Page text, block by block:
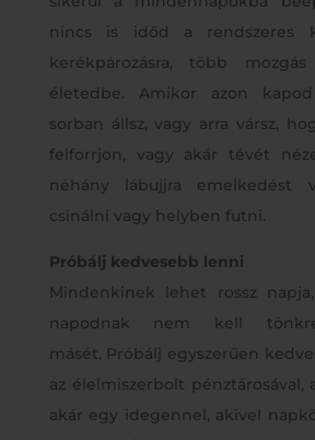
nincs is időd a rendszeres
kerékpározásra, több
életedbe. Amikor azon
sorban állsz, vagy arra vársz,
felforrjon, vagy akár tévét
néhány lábujjra emelkedést
csinálni vagy helyben futni.
Próbálj kedvesebb lenni
Mindenkinek lehet rossz
napodnak nem kell
másét. Próbálj egyszerűen
az élelmiszerbolt pénztárosával,
akár egy idegennel, akivel